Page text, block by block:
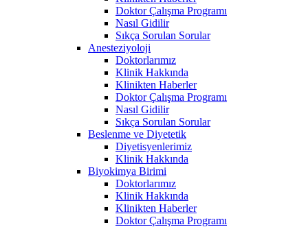
Doktor Çalışma Programı
Nasıl Gidilir
Sıkça Sorulan Sorular
Anesteziyoloji
Doktorlarımız
Klinik Hakkında
Klinikten Haberler
Doktor Çalışma Programı
Nasıl Gidilir
Sıkça Sorulan Sorular
Beslenme ve Diyetetik
Diyetisyenlerimiz
Klinik Hakkında
Biyokimya Birimi
Doktorlarımız
Klinik Hakkında
Klinikten Haberler
Doktor Çalışma Programı